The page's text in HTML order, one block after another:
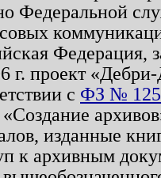
Федеральной
Федерация,
г. проект
с ФЗ № 125
«Создание
изданные
к архивным